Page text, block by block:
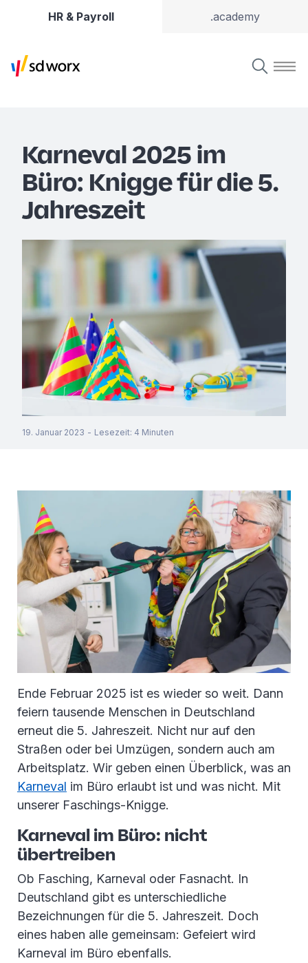
HR & Payroll .academy
Karneval 2025 im
Büro: Knigge für die 5.
Jahreszeit
19. Januar 2023 - Lesezeit: 4 Minuten
Ende Februar 2025 ist es wieder so weit. Dann
feiern tausende Menschen in Deutschland
erneut die 5. Jahreszeit. Nicht nur auf den
Straßen oder bei Umzügen, sondern auch am
Arbeitsplatz. Wir geben einen Überblick, was an
Karneval im Büro erlaubt ist und was nicht. Mit
unserer Faschings-Knigge.
Karneval im Büro: nicht
übertreiben
Ob Fasching, Karneval oder Fasnacht. In
Deutschland gibt es unterschiedliche
Bezeichnungen für die 5. Jahreszeit. Doch
eines haben alle gemeinsam: Gefeiert wird
Karneval im Büro ebenfalls.